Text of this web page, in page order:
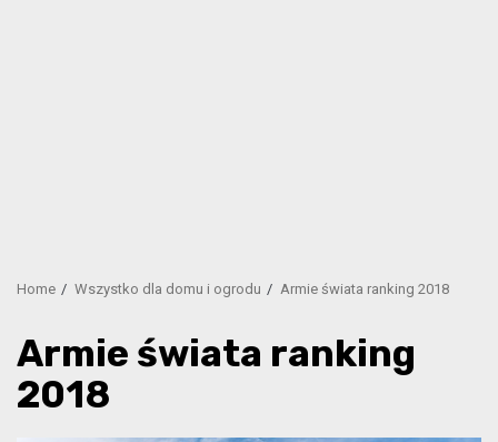
Home Wszystko dla domu i ogrodu Armie świata ranking 2018
Armie świata ranking
2018